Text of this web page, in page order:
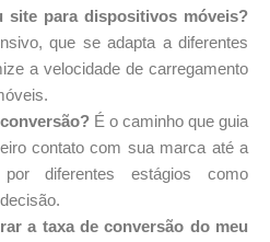
site para dispositivos móveis?
que se adapta a diferentes
a velocidade de carregamento
É o caminho que guia
contato com sua marca até a
por diferentes estágios como
a taxa de conversão do meu